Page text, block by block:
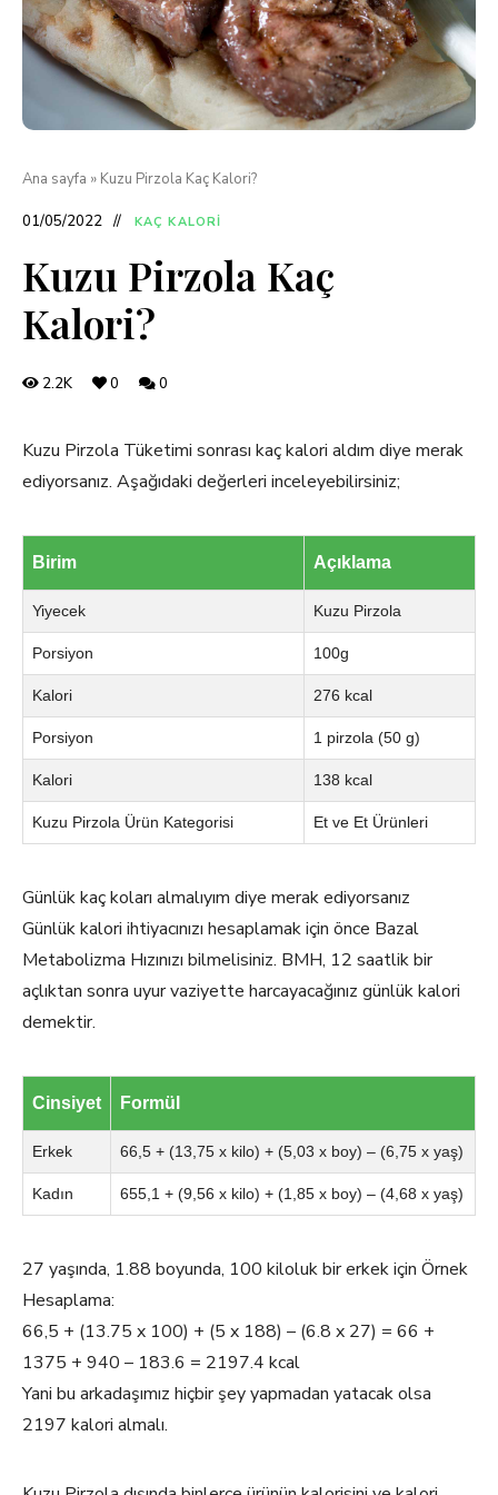
Ana sayfa » Kuzu Pirzola Kaç Kalori?
01/05/2022 KAÇ KALORI
Kuzu Pirzola Kaç
Kalori?
2.2K 0 0
Kuzu Pirzola Tüketimi sonrası kaç kalori aldım diye merak
ediyorsanız. Aşağıdaki değerleri inceleyebilirsiniz;
Birim Açıklama
Yiyecek Kuzu Pirzola
Porsiyon 100g
Kalori 276 kcal
Porsiyon 1 pirzola (50 g)
Kalori 138 kcal
Kuzu Pirzola Ürün Kategorisi Et ve Et Ürünleri
Günlük kaç koları almalıyım diye merak ediyorsanız
Günlük kalori ihtiyacınızı hesaplamak için önce Bazal
Metabolizma Hızınızı bilmelisiniz. BMH, 12 saatlik bir
açlıktan sonra uyur vaziyette harcayacağınız günlük kalori
demektir.
Cinsiyet Formül
Erkek 66,5 + (13,75 x kilo) + (5,03 x boy) – (6,75 x yaş)
Kadın 655,1 + (9,56 x kilo) + (1,85 x boy) – (4,68 x yaş)
27 yaşında, 1.88 boyunda, 100 kiloluk bir erkek için Örnek
Hesaplama:
66,5 + (13.75 x 100) + (5 x 188) – (6.8 x 27) = 66 +
1375 + 940 – 183.6 = 2197.4 kcal
Yani bu arkadaşımız hiçbir şey yapmadan yatacak olsa
2197 kalori almalı.